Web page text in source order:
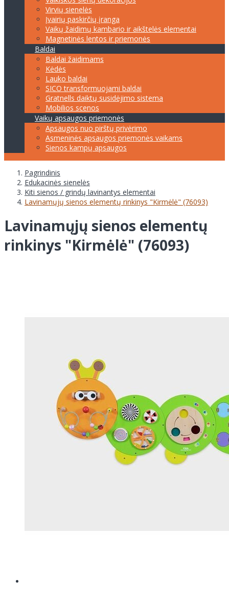
Virvių sienelės
Įvairių paskirčių įranga
Vaikų žaidimų kambario ir aikštelės elementai
Magnetinės lentos ir priemonės
Baldai
Baldai žaidimams
Kėdės
Lauko baldai
SICO transformuojami baldai
Gratnells daiktų susidėjimo sistema
Mobilios scenos
Vaikų apsaugos priemonės
Apsaugos nuo pirštų privėrimo
Asmeninės apsaugos priemonės vaikams
Sienos kampų apsaugos
Pagrindinis
Edukacinės sienelės
Kiti sienos / grindų lavinantys elementai
Lavinamųjų sienos elementų rinkinys "Kirmėlė" (76093)
Lavinamųjų sienos elementų
rinkinys "Kirmėlė" (76093)